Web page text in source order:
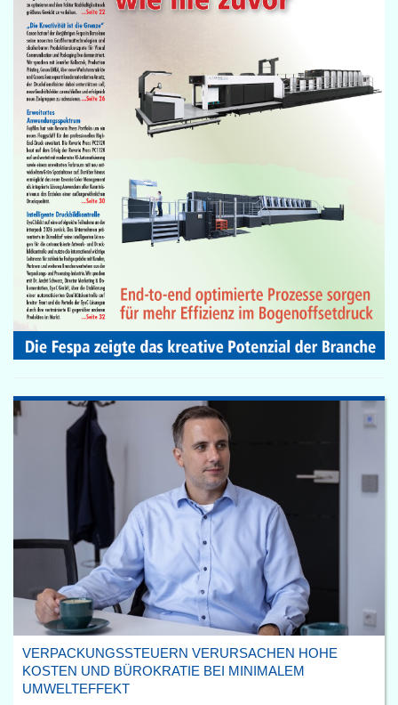
VERPACKUNGSSTEUERN VERURSACHEN HOHE
KOSTEN UND BÜROKRATIE BEI MINIMALEM
UMWELTEFFEKT